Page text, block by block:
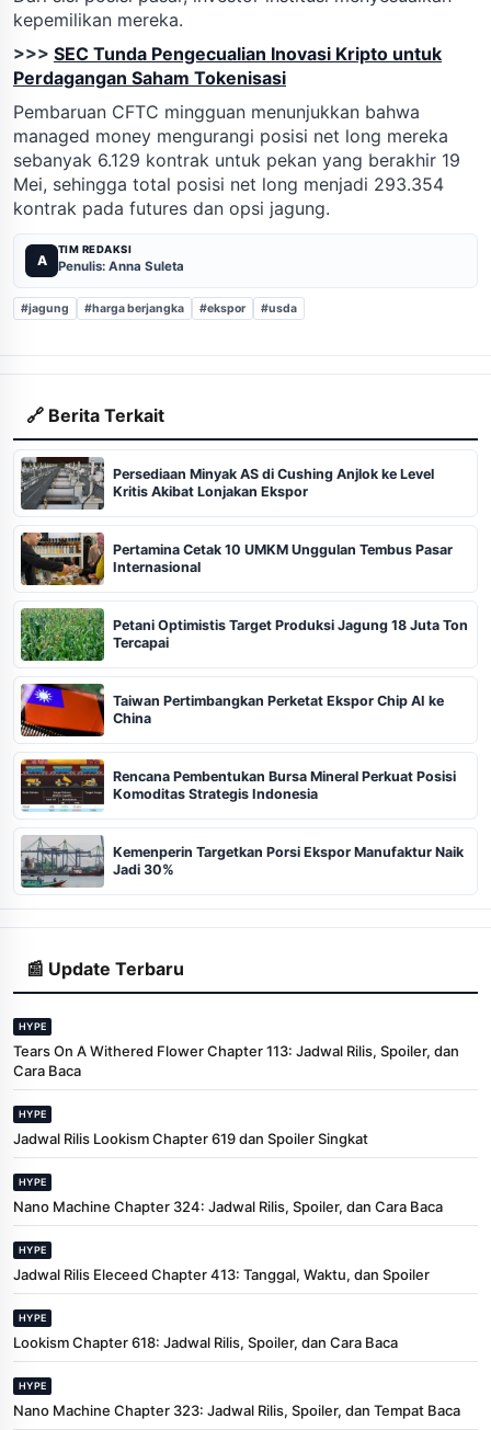
kepemilikan mereka.
>>> SEC Tunda Pengecualian Inovasi Kripto untuk
Perdagangan Saham Tokenisasi
Pembaruan CFTC mingguan menunjukkan bahwa
managed money mengurangi posisi net long mereka
sebanyak 6.129 kontrak untuk pekan yang berakhir 19
Mei, sehingga total posisi net long menjadi 293.354
kontrak pada futures dan opsi jagung.
A
TIM REDAKSI
Penulis: Anna Suleta
#jagung #harga berjangka #ekspor #usda
🔗 Berita Terkait
Persediaan Minyak AS di Cushing Anjlok ke Level
Kritis Akibat Lonjakan Ekspor
Pertamina Cetak 10 UMKM Unggulan Tembus Pasar
Internasional
Petani Optimistis Target Produksi Jagung 18 Juta Ton
Tercapai
Taiwan Pertimbangkan Perketat Ekspor Chip AI ke
China
Rencana Pembentukan Bursa Mineral Perkuat Posisi
Komoditas Strategis Indonesia
Kemenperin Targetkan Porsi Ekspor Manufaktur Naik
Jadi 30%
📰 Update Terbaru
HYPE
Tears On A Withered Flower Chapter 113: Jadwal Rilis, Spoiler, dan
Cara Baca
HYPE
Jadwal Rilis Lookism Chapter 619 dan Spoiler Singkat
HYPE
Nano Machine Chapter 324: Jadwal Rilis, Spoiler, dan Cara Baca
HYPE
Jadwal Rilis Eleceed Chapter 413: Tanggal, Waktu, dan Spoiler
HYPE
Lookism Chapter 618: Jadwal Rilis, Spoiler, dan Cara Baca
HYPE
Nano Machine Chapter 323: Jadwal Rilis, Spoiler, dan Tempat Baca